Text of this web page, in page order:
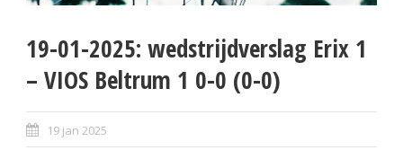
19-01-2025: wedstrijdverslag Erix 1
– VIOS Beltrum 1 0-0 (0-0)
19 jan 2025